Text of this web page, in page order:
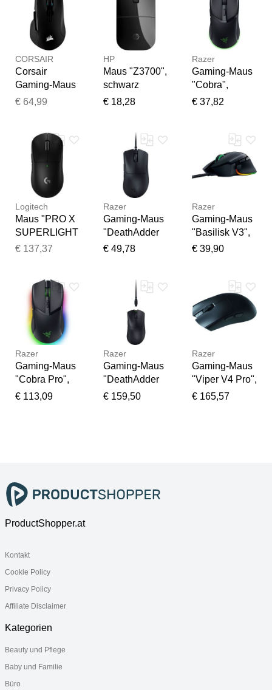
CORSAIR
Corsair
Gaming-Maus
"IRONCLAW
Computer-
Mäuse,
Gaming-Maus
€ 64,99
HP
Maus "Z3700",
schwarz
(transparent,
H:2,53cm
T:10,1cm,
Computer-
Mäuse, Maus
€ 18,28
Razer
Gaming-Maus
"Cobra",
schwarz,
T:11,96cm,
Computer-
Mäuse,
Gaming-Maus
€ 37,82
Logitech
Maus "PRO X
SUPERLIGHT
2", schwarz,
T:17,4cm,
Computer-
Mäuse, Maus
€ 137,37
Razer
Gaming-Maus
"DeathAdder
V3", schwarz,
T:12,8cm,
Computer-
Mäuse,
Gaming-Maus
€ 49,78
Razer
Gaming-Maus
"Basilisk V3",
schwarz,
Computer-
Mäuse,
Gaming-Maus
€ 39,90
Razer
Gaming-Maus
"Cobra Pro",
schwarz,
€ 113,09
Razer
Gaming-Maus
"DeathAdder
V4 Pro",
€ 159,50
Razer
Gaming-Maus
"Viper V4 Pro",
schwarz,
€ 165,57
Vielen Dank für Ihr
Feedback
Ihr Feedback wird nun vor
der Veröffentlichung von
unserem Team geprüft.
ProductShopper.at
Kontakt
Cookie Policy
Privacy Policy
Affiliate Disclaimer
Kategorien
Beauty und Pflege
Baby und Familie
Büro